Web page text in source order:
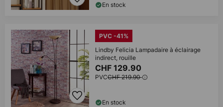
En stock
PVC -41%
Lindby Felicia Lampadaire à éclairage
indirect, rouille
CHF 129.90
PVCCHF 219.90
En stock